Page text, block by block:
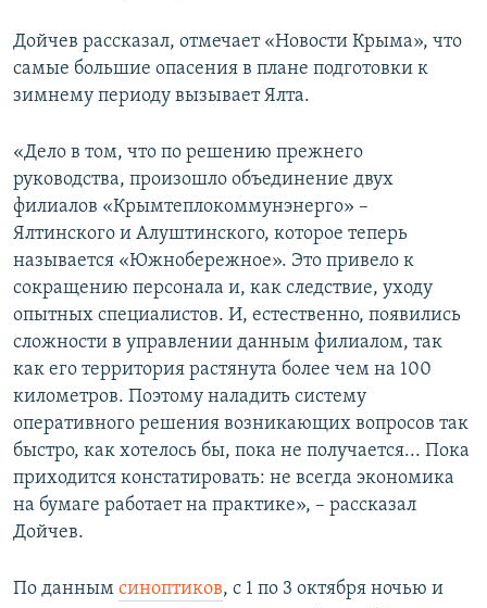
Дойчев рассказал, отмечает «​Новости Крыма», что
самые большие опасения в плане подготовки к
зимнему периоду вызывает Ялта.
«Дело в том, что по решению прежнего
руководства, произошло объединение двух
филиалов «Крымтеплокоммунэнерго» –
Ялтинского и Алуштинского, которое теперь
называется «Южнобережное». Это привело к
сокращению персонала и, как следствие, уходу
опытных специалистов. И, естественно, появились
сложности в управлении данным филиалом, так
как его территория растянута более чем на 100
километров. Поэтому наладить систему
оперативного решения возникающих вопросов так
быстро, как хотелось бы, пока не получается... Пока
приходится констатировать: не всегда экономика
на бумаге работает на практике», – рассказал
Дойчев.
По данным синоптиков, с 1 по 3 октября ночью и